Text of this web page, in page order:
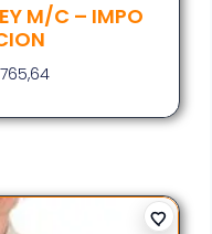
M/C – IMPO